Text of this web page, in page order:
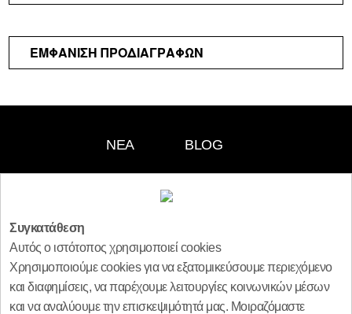
ΕΜΦΑΝΙΣΗ ΠΡΟΔΙΑΓΡΑΦΩΝ
ΝΕΑ BLOG
info @ vagenas.eu
Όροι Χρήσης | Πολιτική Απορρήτου
Σπα
Κατοικίες
ΥΦΑΣΜΑΤΑ
ΕΠΙΠΛΩΣΕΩΝ
ΤΑΠΕΤΣΑΡΙΕΣ
ΠΑΙΔΙΚΟ
Συγκατάθεση
Αυτός ο ιστότοπος χρησιμοποιεί cookies
Χρησιμοποιούμε cookies για να εξατομικεύσουμε περιεχόμενο
και διαφημίσεις, να παρέχουμε λειτουργίες κοινωνικών μέσων
και να αναλύουμε την επισκεψιμότητά μας. Μοιραζόμαστε